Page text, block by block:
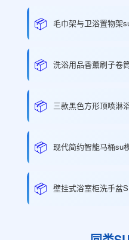
📦 毛巾架与卫浴置物架
📦 洗浴用品香薰刷子卷
📦 三款黑色方形顶喷淋
📦 现代简约智能马桶su
📦 壁挂式浴室柜洗手盆